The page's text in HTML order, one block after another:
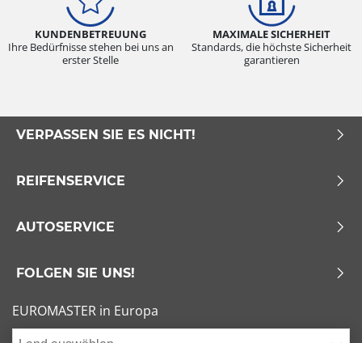
KUNDENBETREUUNG
Ihre Bedürfnisse stehen bei uns an
erster Stelle
MAXIMALE SICHERHEIT
Standards, die höchste Sicherheit
garantieren
VERPASSEN SIE ES NICHT!
REIFENSERVICE
AUTOSERVICE
FOLGEN SIE UNS!
EUROMASTER in Europa